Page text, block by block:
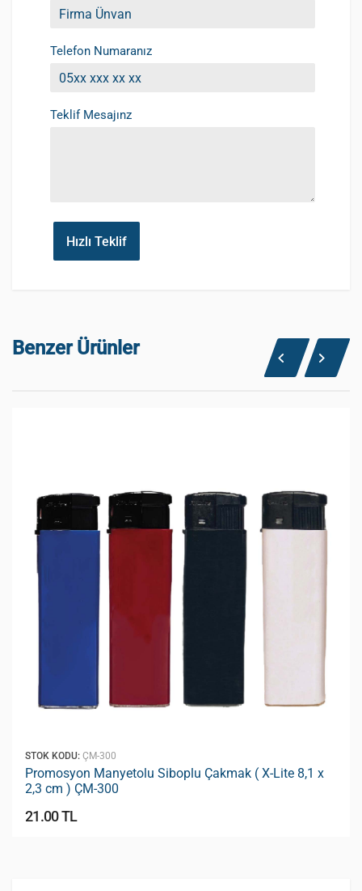
Telefon Numaranız
Teklif Mesajınz
Hızlı Teklif
Benzer Ürünler
STOK KODU: ÇM-300
Promosyon Manyetolu Siboplu Çakmak ( X-Lite 8,1 x
2,3 cm ) ÇM-300
21.00 TL